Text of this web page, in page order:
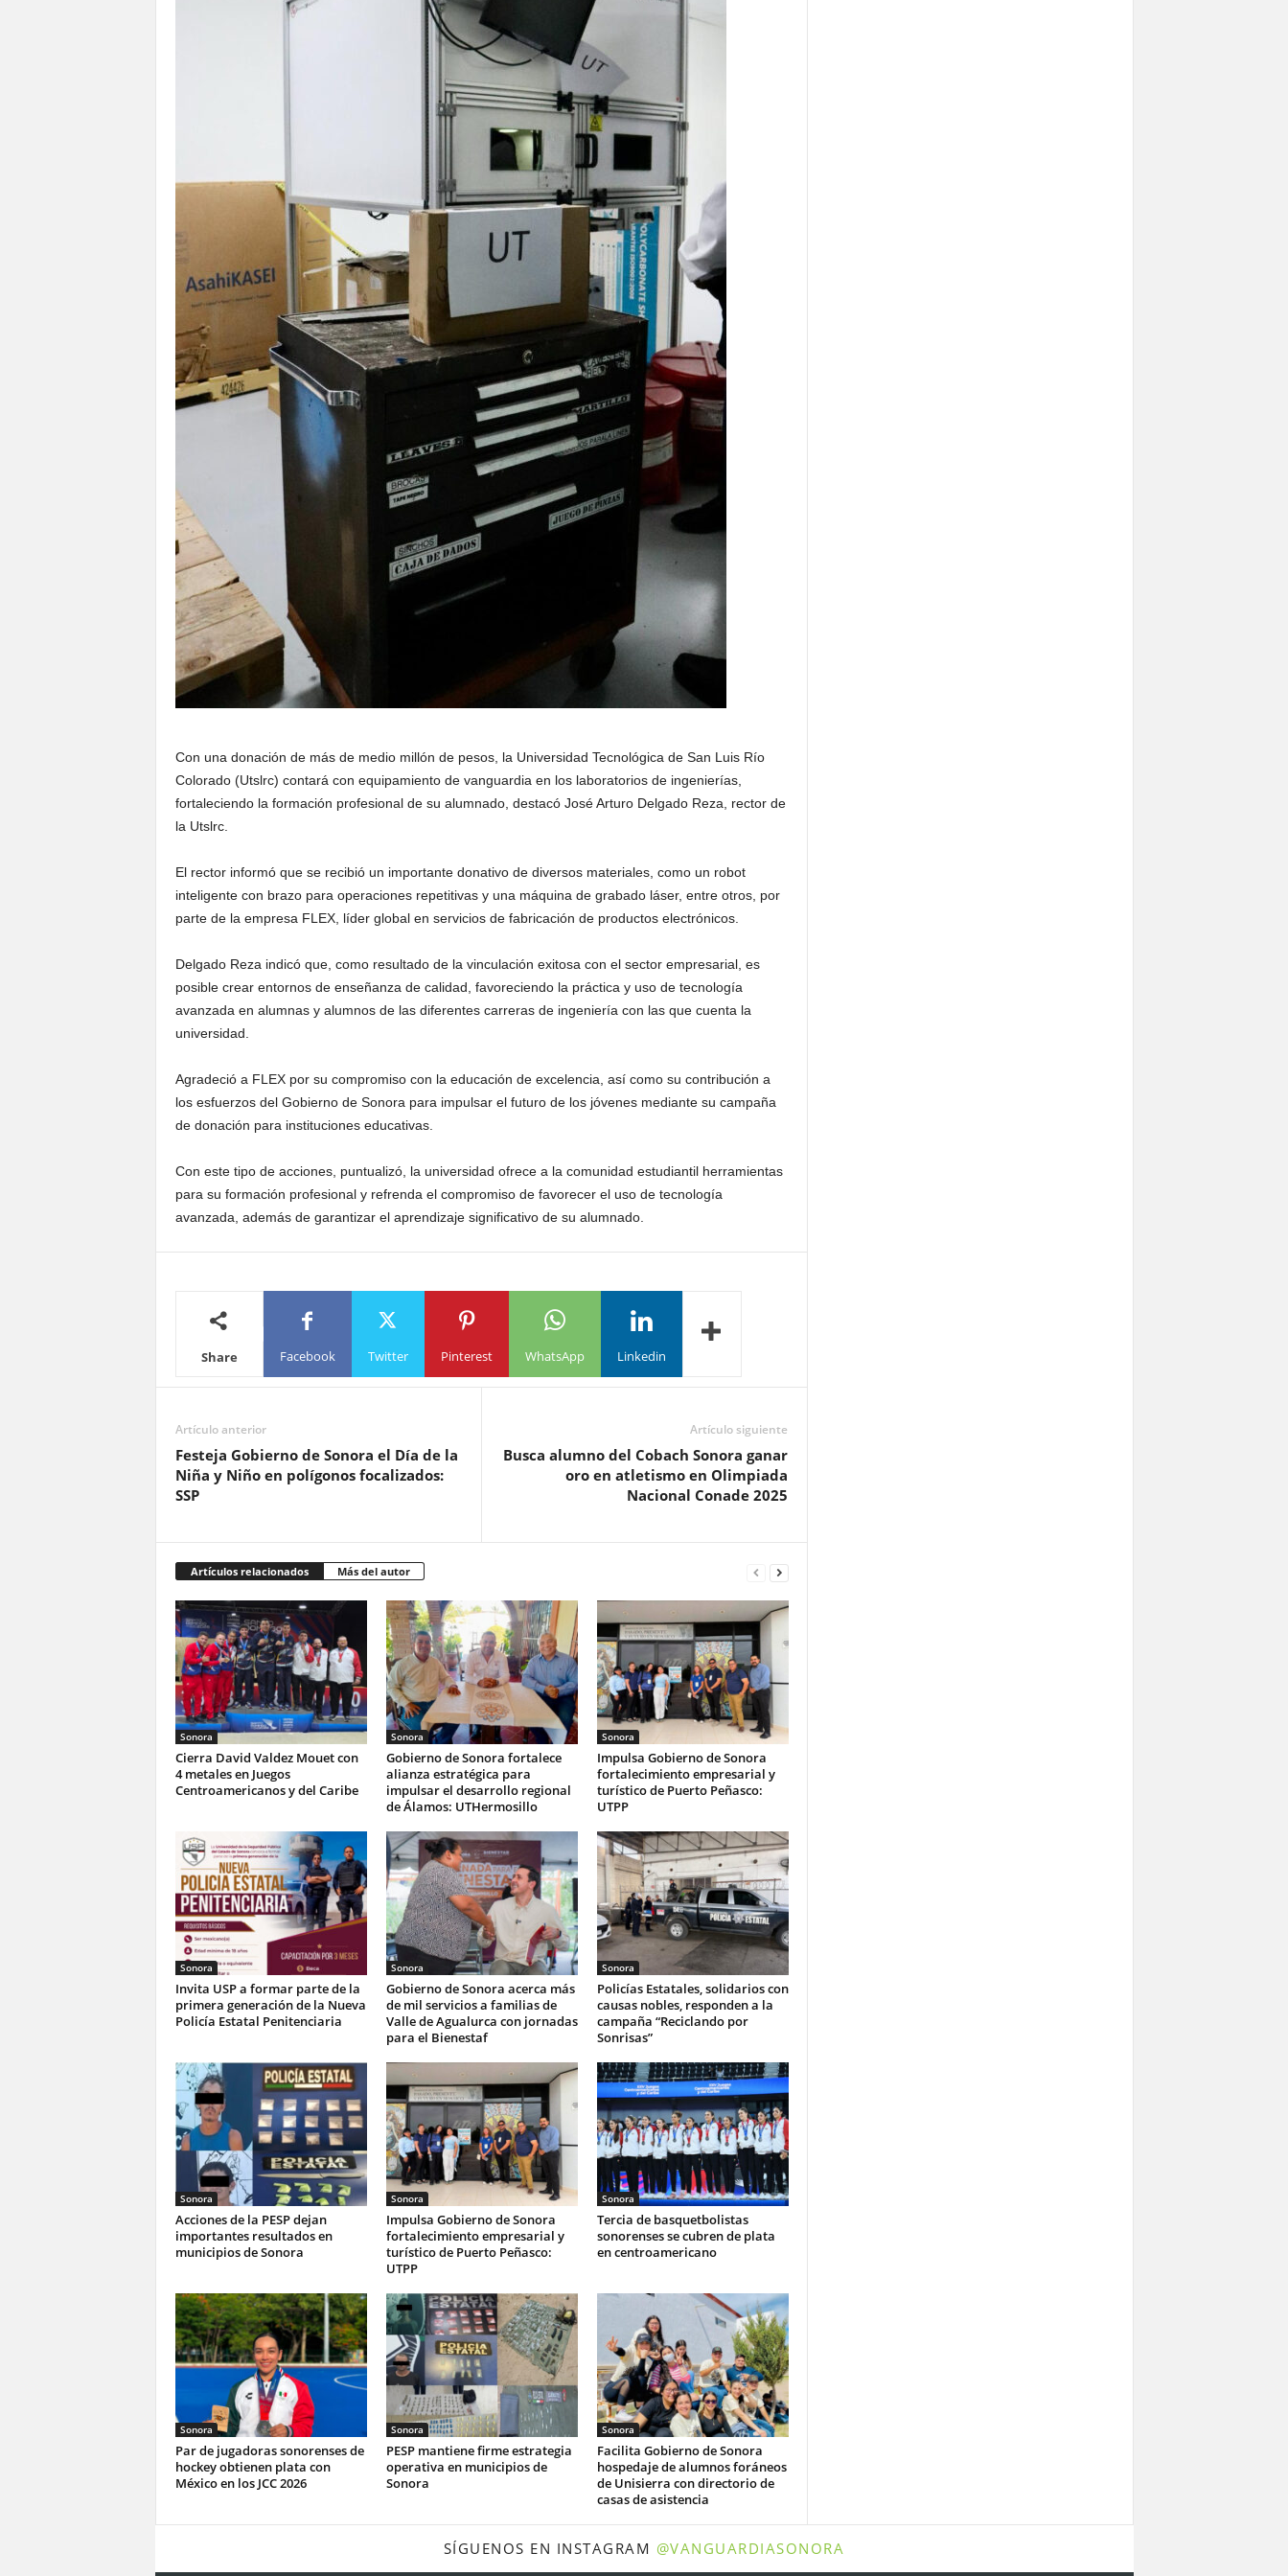
Con una donación de más de medio millón de pesos, la Universidad Tecnológica de San Luis Río
Colorado (Utslrc) contará con equipamiento de vanguardia en los laboratorios de ingenierías,
fortaleciendo la formación profesional de su alumnado, destacó José Arturo Delgado Reza, rector de
la Utslrc.
El rector informó que se recibió un importante donativo de diversos materiales, como un robot
inteligente con brazo para operaciones repetitivas y una máquina de grabado láser, entre otros, por
parte de la empresa FLEX, líder global en servicios de fabricación de productos electrónicos.
Delgado Reza indicó que, como resultado de la vinculación exitosa con el sector empresarial, es
posible crear entornos de enseñanza de calidad, favoreciendo la práctica y uso de tecnología
avanzada en alumnas y alumnos de las diferentes carreras de ingeniería con las que cuenta la
universidad.
Agradeció a FLEX por su compromiso con la educación de excelencia, así como su contribución a
los esfuerzos del Gobierno de Sonora para impulsar el futuro de los jóvenes mediante su campaña
de donación para instituciones educativas.
Con este tipo de acciones, puntualizó, la universidad ofrece a la comunidad estudiantil herramientas
para su formación profesional y refrenda el compromiso de favorecer el uso de tecnología
avanzada, además de garantizar el aprendizaje significativo de su alumnado.
Share Facebook Twitter Pinterest WhatsApp Linkedin
Artículo anterior
Festeja Gobierno de Sonora el Día de la
Niña y Niño en polígonos focalizados:
SSP
Artículo siguiente
Busca alumno del Cobach Sonora ganar
oro en atletismo en Olimpiada
Nacional Conade 2025
Artículos relacionados Más del autor
Sonora
Cierra David Valdez Mouet con
4 metales en Juegos
Centroamericanos y del Caribe
Sonora
Gobierno de Sonora fortalece
alianza estratégica para
impulsar el desarrollo regional
de Álamos: UTHermosillo
Sonora
Impulsa Gobierno de Sonora
fortalecimiento empresarial y
turístico de Puerto Peñasco:
UTPP
Sonora
Invita USP a formar parte de la
primera generación de la Nueva
Policía Estatal Penitenciaria
Sonora
Gobierno de Sonora acerca más
de mil servicios a familias de
Valle de Agualurca con jornadas
para el Bienestaf
Sonora
Policías Estatales, solidarios con
causas nobles, responden a la
campaña “Reciclando por
Sonrisas”
Sonora
Acciones de la PESP dejan
importantes resultados en
municipios de Sonora
Sonora
Impulsa Gobierno de Sonora
fortalecimiento empresarial y
turístico de Puerto Peñasco:
UTPP
Sonora
Tercia de basquetbolistas
sonorenses se cubren de plata
en centroamericano
Sonora
Par de jugadoras sonorenses de
hockey obtienen plata con
México en los JCC 2026
Sonora
PESP mantiene firme estrategia
operativa en municipios de
Sonora
Sonora
Facilita Gobierno de Sonora
hospedaje de alumnos foráneos
de Unisierra con directorio de
casas de asistencia
SÍGUENOS EN INSTAGRAM @VANGUARDIASONORA